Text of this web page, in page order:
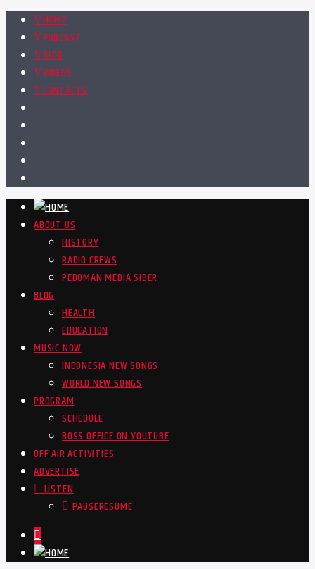
HOME
PODCAST
BLOG
VIDEOS
CONTACTS
ABOUT US
HISTORY
RADIO CREWS
PEDOMAN MEDIA SIBER
BLOG
HEALTH
EDUCATION
MUSIC NOW
INDONESIA NEW SONGS
WORLD NEW SONGS
PROGRAM
SCHEDULE
BOSS OFFICE ON YOUTUBE
OFF AIR ACTIVITIES
ADVERTISE
LISTEN
PAUSERESUME